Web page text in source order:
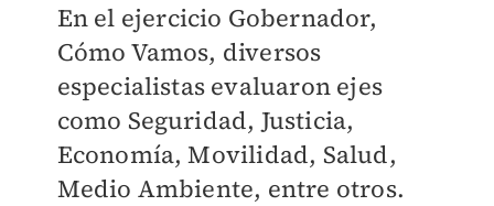
En el ejercicio Gobernador,
Cómo Vamos, diversos
especialistas evaluaron ejes
como Seguridad, Justicia,
Economía, Movilidad, Salud,
Medio Ambiente, entre otros.